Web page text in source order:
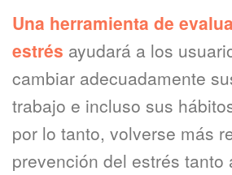
Una herramienta de
estrés ayudará a los
cambiar adecuadamente
trabajo e incluso sus
por lo tanto, volverse más
prevención del estrés tanto